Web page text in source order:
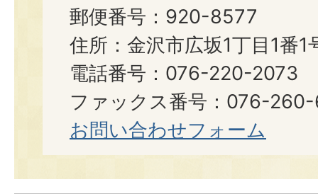
郵便番号：920-8577
住所：金沢市広坂1丁目1番1
電話番号：076-220-2073
ファックス番号：076-
お問い合わせフォーム